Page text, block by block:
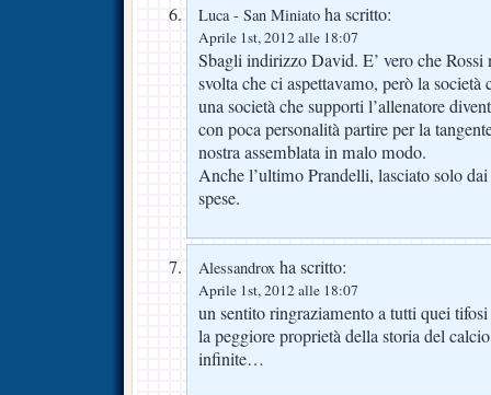
Luca - San Miniato ha scritto:
Aprile 1st, 2012 alle 18:07
Sbagli indirizzo David. E’ vero che Rossi
svolta che ci aspettavamo, però la società
una società che supporti l’allenatore
con poca personalità partire per la
nostra assemblata in malo modo.
Anche l’ultimo Prandelli, lasciato solo
spese.
Alessandrox ha scritto:
Aprile 1st, 2012 alle 18:07
un sentito ringraziamento a tutti quei
la peggiore proprietà della storia del
infinite…